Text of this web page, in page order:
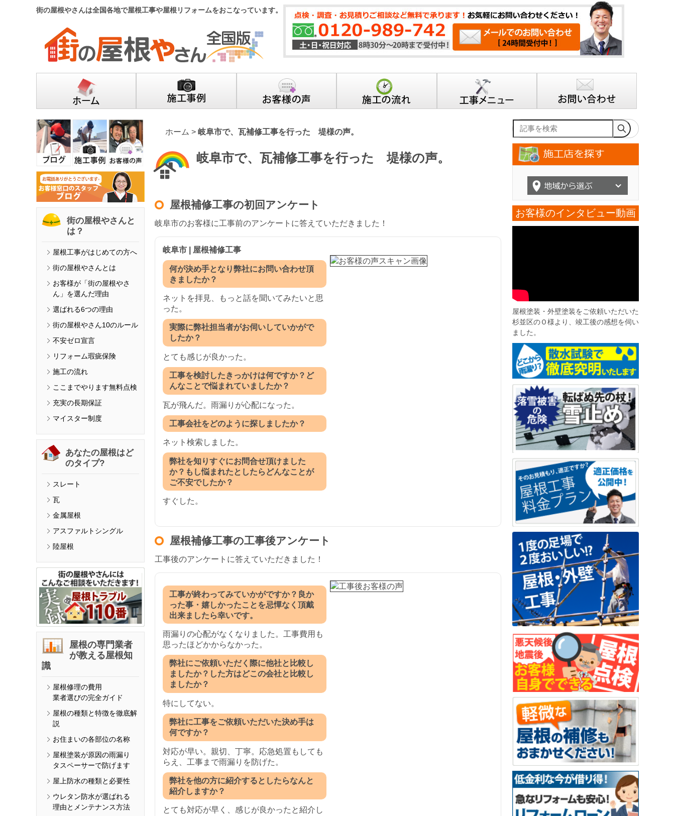
街の屋根やさんは全国各地で屋根工事や屋根リフォームをおこなっています。
街の屋根やさんと
は？
屋根工事がはじめての方へ
街の屋根やさんとは
お客様が「街の屋根やさ
ん」を選んだ理由
選ばれる6つの理由
街の屋根やさん10のルール
不安ゼロ宣言
リフォーム瑕疵保険
施工の流れ
ここまでやります無料点検
充実の長期保証
マイスター制度
あなたの屋根はど
のタイプ?
スレート
瓦
金属屋根
アスファルトシングル
陸屋根
屋根の専門業者
が教える屋根知
識
屋根修理の費用
業者選びの完全ガイド
屋根の種類と特徴を徹底解
説
お住まいの各部位の名称
屋根塗装が原因の雨漏り
タスペーサーで防げます
屋上防水の種類と必要性
ウレタン防水が選ばれる
理由とメンテナンス方法
ホーム > 岐阜市で、瓦補修工事を行った 堤様の声。
岐阜市で、瓦補修工事を行った 堤様の声。
屋根補修工事の初回アンケート
岐阜市のお客様に工事前のアンケートに答えていただきました！
岐阜市 | 屋根補修工事
何が決め手となり弊社にお問い合わせ頂
きましたか？
ネットを拝見、もっと話を聞いてみたいと思
った。
実際に弊社担当者がお伺いしていかがで
したか？
とても感じが良かった。
工事を検討したきっかけは何ですか？ど
んなことで悩まれていましたか？
瓦が飛んだ。雨漏りが心配になった。
工事会社をどのように探しましたか？
ネット検索しました。
弊社を知りすぐにお問合せ頂けました
か？もし悩まれたとしたらどんなことが
ご不安でしたか？
すぐした。
屋根補修工事の工事後アンケート
工事後のアンケートに答えていただきました！
工事が終わってみていかがですか？良か
った事・嬉しかったことを忌憚なく頂戴
出来ましたら幸いです。
雨漏りの心配がなくなりました。工事費用も
思ったほどかからなかった。
弊社にご依頼いただく際に他社と比較し
ましたか？した方はどこの会社と比較し
ましたか？
特にしてない。
弊社に工事をご依頼いただいた決め手は
何ですか？
対応が早い。親切、丁寧。応急処置もしても
らえ、工事まで雨漏りを防げた。
弊社を他の方に紹介するとしたらなんと
紹介しますか？
とても対応が早く、感じが良かったと紹介し
記事を検索
お客様のインタビュー動画
屋根塗装・外壁塗装をご依頼いただいた
杉並区のＯ様より、竣工後の感想を伺い
ました。